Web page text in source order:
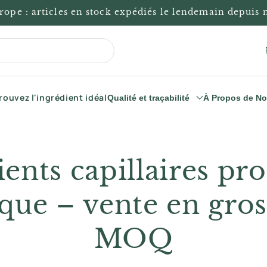
: articles en stock expédiés le lendemain depuis
é
i
l'ingrédient idéalQualité et traçabilité À Propos de
capillaires
– vente en
MOQ